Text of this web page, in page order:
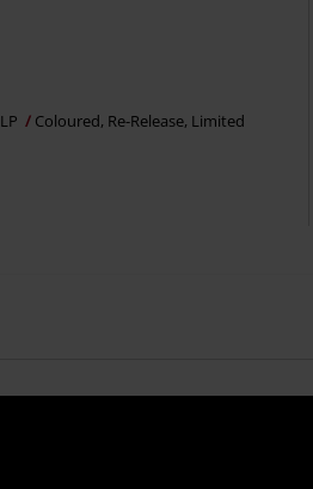
LP
Coloured, Re-Release, Limited